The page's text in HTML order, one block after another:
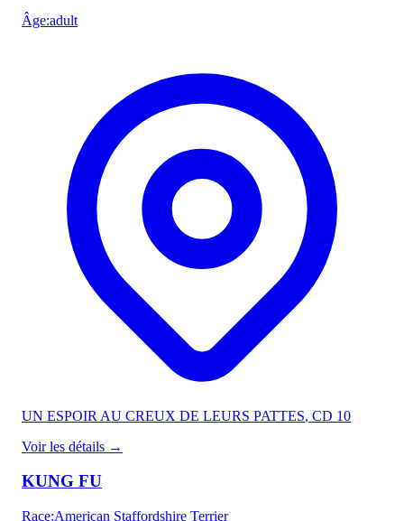
Âge:adult
UN ESPOIR AU CREUX DE LEURS PATTES, CD 10
Voir les détails →
KUNG FU
Race:American Staffordshire Terrier